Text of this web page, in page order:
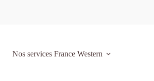
Nos services France Western